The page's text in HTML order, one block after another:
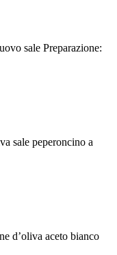
sale Preparazione:
sale peperoncino a
d’oliva aceto bianco